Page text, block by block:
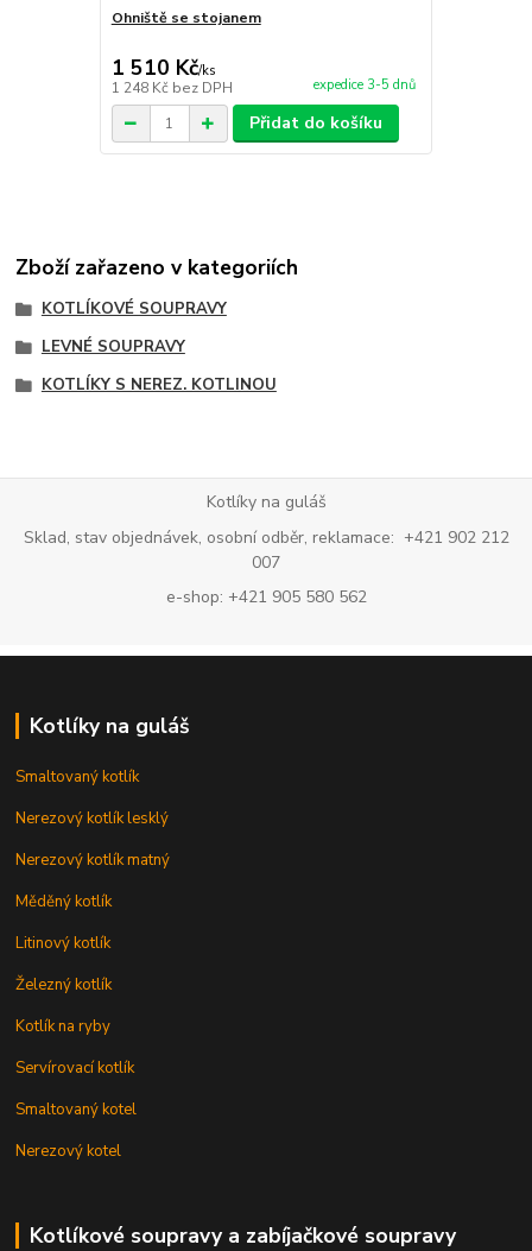
Ohniště se stojanem
1 510 Kč/ks
1 248 Kč bez DPH expedice 3-5 dnů
Přidat do košíku
Zboží zařazeno v kategoriích
KOTLÍKOVÉ SOUPRAVY
LEVNÉ SOUPRAVY
KOTLÍKY S NEREZ. KOTLINOU
Kotlíky na guláš
Sklad, stav objednávek, osobní odběr, reklamace: +421 902 212
007
e-shop: +421 905 580 562
Kotlíky na guláš
Smaltovaný kotlík
Nerezový kotlík lesklý
Nerezový kotlík matný
Měděný kotlík
Litinový kotlík
Železný kotlík
Kotlík na ryby
Servírovací kotlík
Smaltovaný kotel
Nerezový kotel
Kotlíkové soupravy a zabíjačkové soupravy